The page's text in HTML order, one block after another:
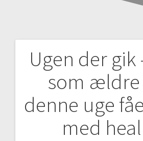
Ugen der gik
som ældre
denne uge
med